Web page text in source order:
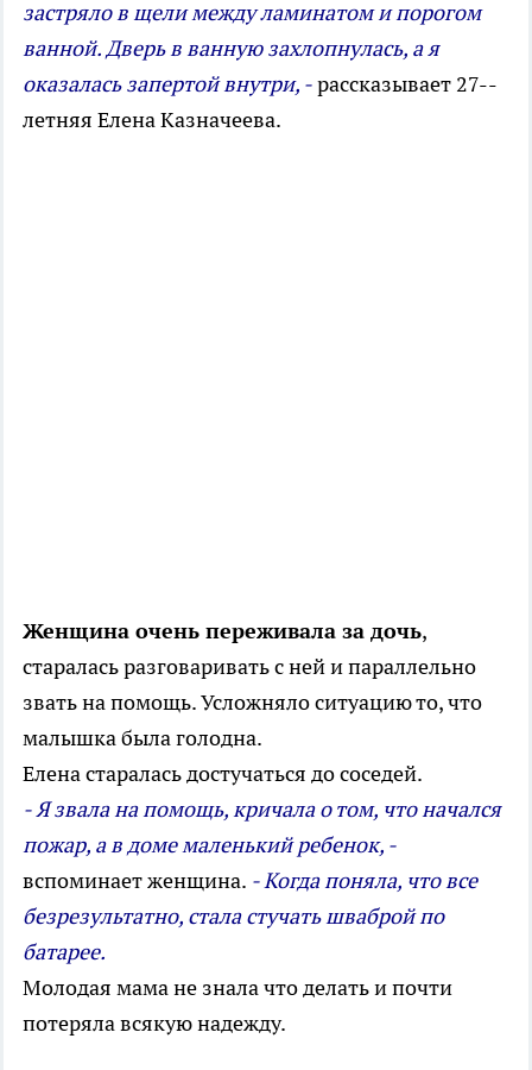
застряло в щели между ламинатом и порогом
ванной. Дверь в ванную захлопнулась, а я
оказалась запертой внутри, -рассказывает 27-­
летняя Елена Казначеева.
Женщина очень переживала за дочь,
старалась разговаривать с ней и параллельно
звать на помощь. Усложняло ситуацию то, что
малышка была голодна.
Елена старалась достучаться до соседей.
- Я звала на помощь, кричала о том, что начался
пожар, а в доме маленький ребенок, -
вспоминает женщина. - Когда поняла, что все
безрезультатно, стала стучать шваброй по
батарее.
Молодая мама не знала что делать и почти
потеряла всякую надежду.